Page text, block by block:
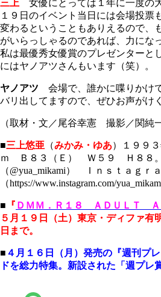
三上 女優にとっては１年に一度の
１９日のイベント当日には会場投票
変わるということもありえるので、
がいらっしゃるのであれば、力にな
私は最優秀女優賞のプレゼンターと
にはヤノアツさんもいます（笑）。
ヤノアツ 会場で、誰かに喋りかけ
バリ出してますので、ぜひお声がけ
（取材・文／尾谷幸憲 撮影／関純一
■三上悠亜 （みかみ・ゆあ）１９９
ｍ Ｂ８３（Ｅ） Ｗ５９ Ｈ８８。
（@yua_mikami） Ｉｎｓｔａｇｒ
（https://www.instagram.com/
■ 『 ＤＭＭ．Ｒ１８ ＡＤＵＬＴ
５月１９日（土）東京・ディファ有
日まで。
■ ４月１６日（月）発売の『週刊プ
ドを総力特集。新設された「週プレ